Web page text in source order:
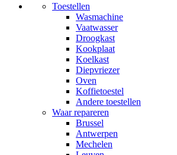
Toestellen
Wasmachine
Vaatwasser
Droogkast
Kookplaat
Koelkast
Diepvriezer
Oven
Koffietoestel
Andere toestellen
Waar repareren
Brussel
Antwerpen
Mechelen